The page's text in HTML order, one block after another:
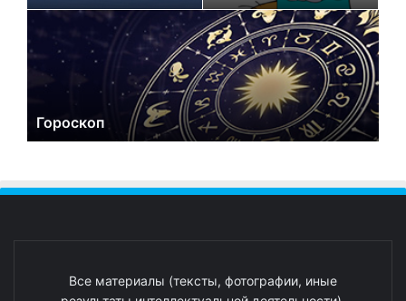
Гороскоп
Все материалы (тексты, фотографии, иные